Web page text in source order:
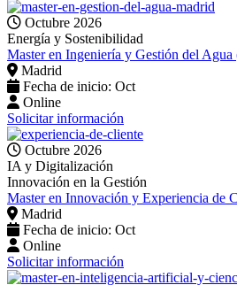
Octubre 2026
Energía y Sostenibilidad
Master en Ingeniería y Gestión del
Madrid
Fecha de inicio: Oct
Online
Solicitar información
Octubre 2026
IA y Digitalización
Innovación en la Gestión
Master en Innovación y Experiencia de
Madrid
Fecha de inicio: Oct
Online
Solicitar información